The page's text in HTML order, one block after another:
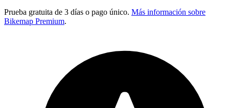
Prueba gratuita de 3 días o pago único. Más información sobre
Bikemap Premium.